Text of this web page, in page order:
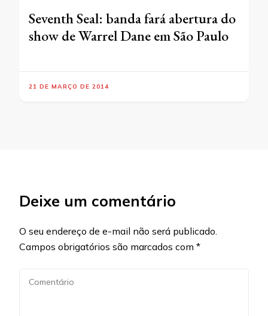
Seventh Seal: banda fará abertura do
show de Warrel Dane em São Paulo
21 DE MARÇO DE 2014
Deixe um comentário
O seu endereço de e-mail não será publicado.
Campos obrigatórios são marcados com *